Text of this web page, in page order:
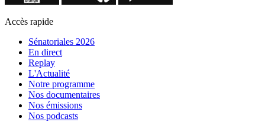
Accès rapide
Sénatoriales 2026
En direct
Replay
L'Actualité
Notre programme
Nos documentaires
Nos émissions
Nos podcasts